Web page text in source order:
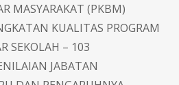
MASYARAKAT (PKBM)
KUALITAS PROGRAM
SEKOLAH – 103
JABATAN